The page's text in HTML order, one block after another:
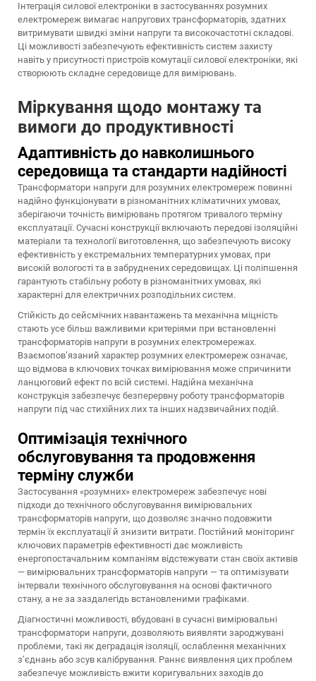
Інтеграція силової електроніки в застосуваннях розумних
електромереж вимагає напругових трансформаторів, здатних
витримувати швидкі зміни напруги та високочастотні складові.
Ці можливості забезпечують ефективність систем захисту
навіть у присутності пристроїв комутації силової електроніки, які
створюють складне середовище для вимірювань.
Міркування щодо монтажу та
вимоги до продуктивності
Адаптивність до навколишнього
середовища та стандарти надійності
Трансформатори напруги для розумних електромереж повинні
надійно функціонувати в різноманітних кліматичних умовах,
зберігаючи точність вимірювань протягом тривалого терміну
експлуатації. Сучасні конструкції включають передові ізоляційні
матеріали та технології виготовлення, що забезпечують високу
ефективність у екстремальних температурних умовах, при
високій вологості та в забруднених середовищах. Ці поліпшення
гарантують стабільну роботу в різноманітних умовах, які
характерні для електричних розподільних систем.
Стійкість до сейсмічних навантажень та механічна міцність
стають усе більш важливими критеріями при встановленні
трансформаторів напруги в розумних електромережах.
Взаємопов’язаний характер розумних електромереж означає,
що відмова в ключових точках вимірювання може спричинити
ланцюговий ефект по всій системі. Надійна механічна
конструкція забезпечує безперервну роботу трансформаторів
напруги під час стихійних лих та інших надзвичайних подій.
Оптимізація технічного
обслуговування та продовження
терміну служби
Застосування «розумних» електромереж забезпечує нові
підходи до технічного обслуговування вимірювальних
трансформаторів напруги, що дозволяє значно подовжити
термін їх експлуатації й знизити витрати. Постійний моніторинг
ключових параметрів ефективності дає можливість
енергопостачальним компаніям відстежувати стан своїх активів
— вимірювальних трансформаторів напруги — та оптимізувати
інтервали технічного обслуговування на основі фактичного
стану, а не за заздалегідь встановленими графіками.
Діагностичні можливості, вбудовані в сучасні вимірювальні
трансформатори напруги, дозволяють виявляти зароджувані
проблеми, такі як деградація ізоляції, ослаблення механічних
з’єднань або зсув калібрування. Раннє виявлення цих проблем
забезпечує можливість вжити коригувальних заходів до